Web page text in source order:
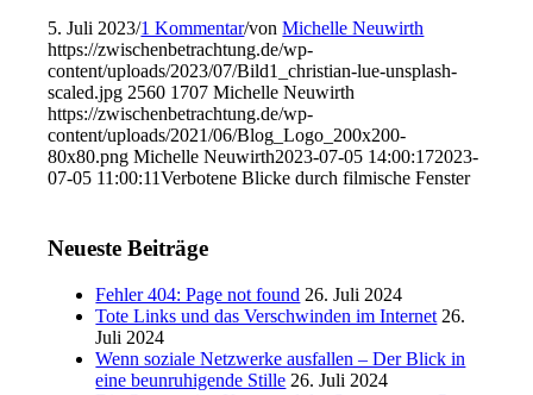
5. Juli 2023/1 Kommentar/vonMichelle Neuwirth
https://zwischenbetrachtung.de/wp-
content/uploads/2023/07/Bild1_christian-lue-unsplash-
scaled.jpg 2560 1707 Michelle Neuwirth
https://zwischenbetrachtung.de/wp-
content/uploads/2021/06/Blog_Logo_200x200-
80x80.png Michelle Neuwirth2023-07-05 14:00:172023-
07-05 11:00:11Verbotene Blicke durch filmische Fenster
Neueste Beiträge
Fehler 404: Page not found 26. Juli 2024
Tote Links und das Verschwinden im Internet 26.
Juli 2024
Wenn soziale Netzwerke ausfallen – Der Blick in
eine beunruhigende Stille 26. Juli 2024